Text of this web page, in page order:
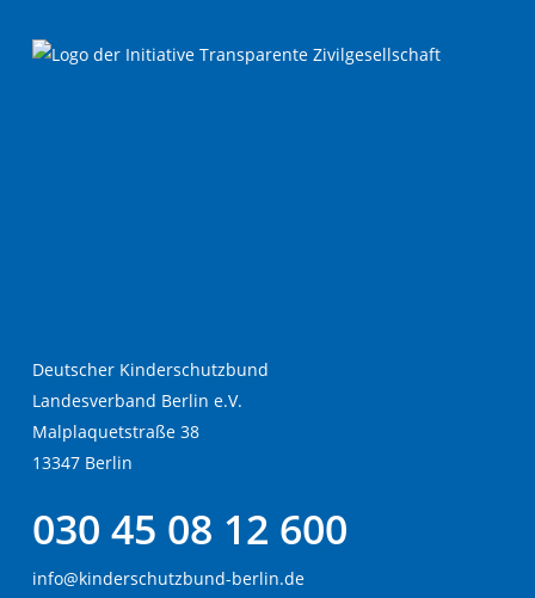
Deutscher Kinderschutzbund
Landesverband Berlin e.V.
Malplaquetstraße 38
13347 Berlin
030 45 08 12 600
info@kinderschutzbund-berlin.de